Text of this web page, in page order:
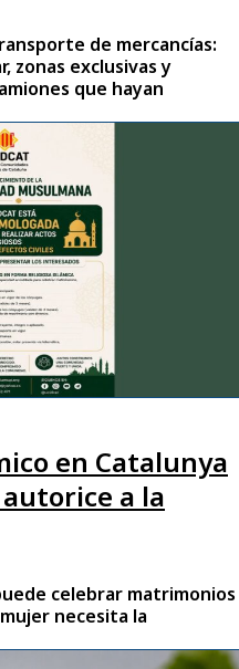
de mercancías:
zonas exclusivas y
que hayan
en Catalunya
a la
celebrar matrimonios
necesita la